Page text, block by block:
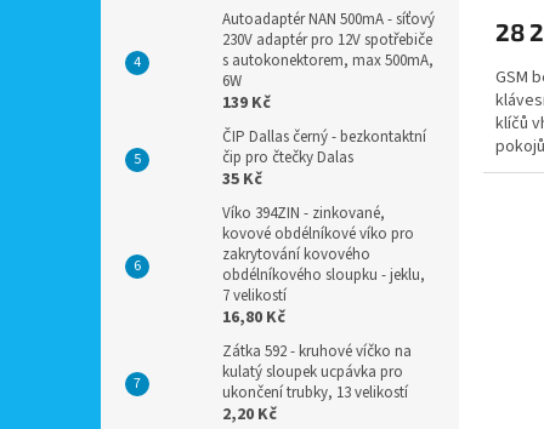
Autoadaptér NAN 500mA - síťový
230V adaptér pro 12V spotřebiče
s autokonektorem, max 500mA,
6W
139 Kč
ČIP Dallas černý - bezkontaktní
čip pro čtečky Dalas
35 Kč
Víko 394ZIN - zinkované,
kovové obdélníkové víko pro
zakrytování kovového
obdélníkového sloupku - jeklu,
7 velikostí
16,80 Kč
Zátka 592 - kruhové víčko na
kulatý sloupek ucpávka pro
ukončení trubky, 13 velikostí
2,20 Kč
28
GSM
klíčů
odběr